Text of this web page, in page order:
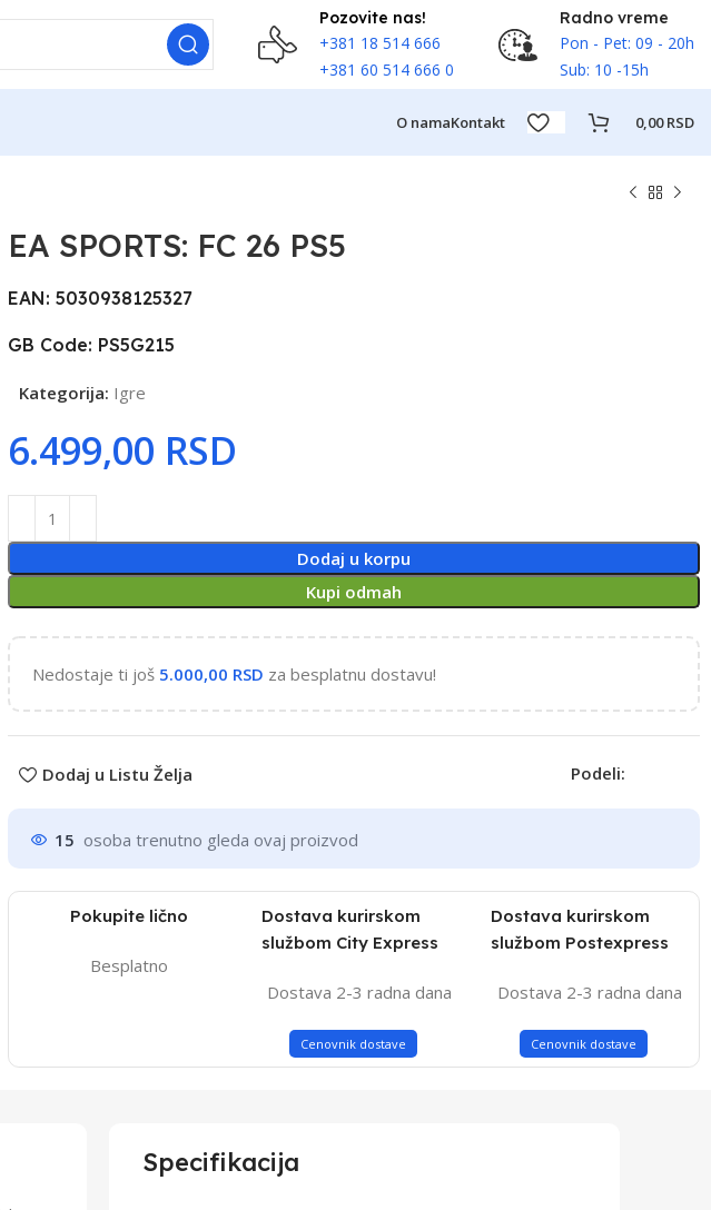
Pozovite nas!
+381 18 514 666
+381 60 514 666 0
Radno vreme
Pon - Pet: 09 - 20h
Sub: 10 -15h
O namaKontakt 0,00RSD
EA SPORTS: FC 26 PS5
EAN: 5030938125327
GB Code: PS5G215
Kategorija: Igre
RSD
Dodaj u korpu
Kupi odmah
Nedostaje ti još 5.000,00 RSD za besplatnu dostavu!
Dodaj u Listu Želja Podeli:
15 osoba trenutno gleda ovaj proizvod
Pokupite lično
Besplatno
Dostava kurirskom
službom City Express
Dostava 2-3 radna dana
Cenovnik dostave
Dostava kurirskom
službom Postexpress
Dostava 2-3 radna dana
Cenovnik dostave
Specifikacija